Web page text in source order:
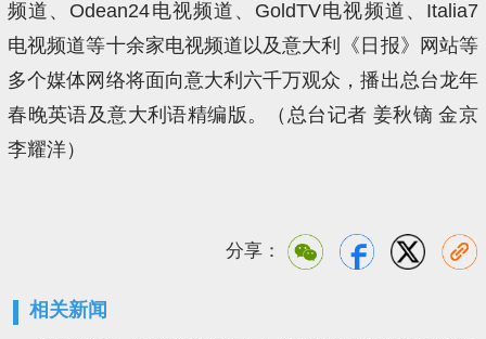
频道、Odean24电视频道、GoldTV电视频道、Italia7
电视频道等十余家电视频道以及意大利《日报》网站等
多个媒体网络将面向意大利六千万观众，播出总台龙年
春晚英语及意大利语精编版。（总台记者 姜秋镝 金京
李耀洋）
分享：
相关新闻